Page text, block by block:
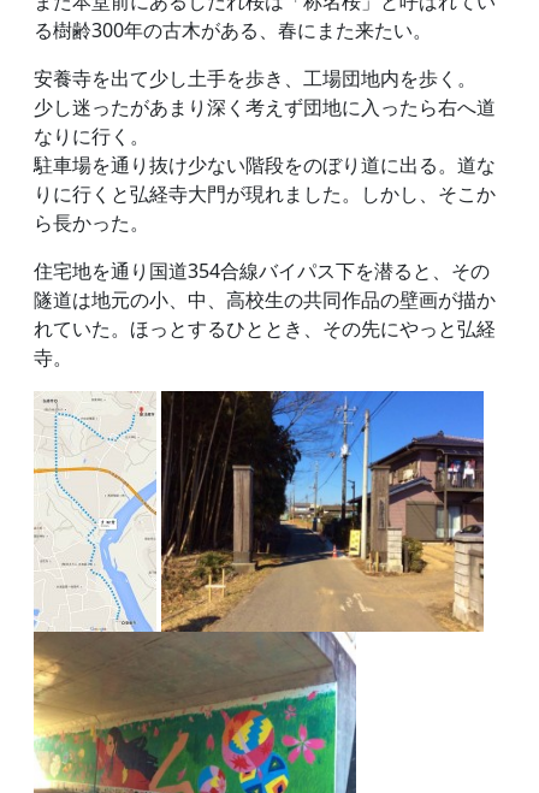
る樹齢300年の古木がある、春にまた来たい。
安養寺を出て少し土手を歩き、工場団地内を歩く。
少し迷ったがあまり深く考えず団地に入ったら右へ道
なりに行く。
駐車場を通り抜け少ない階段をのぼり道に出る。道な
りに行くと弘経寺大門が現れました。しかし、そこか
ら長かった。
住宅地を通り国道354合線バイパス下を潜ると、その
隧道は地元の小、中、高校生の共同作品の壁画が描か
れていた。ほっとするひととき、その先にやっと弘経
寺。